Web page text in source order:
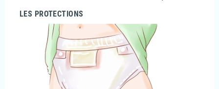
LES PROTECTIONS